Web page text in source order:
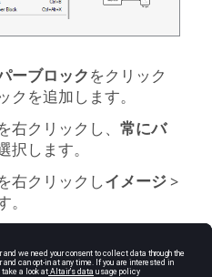
ーブロックをクリック
クを追加します。
右クリックし、常にバ
択します。
右クリックしイメージ >